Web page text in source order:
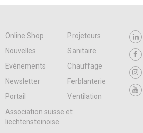
Online Shop
Projeteurs
Nouvelles
Sanitaire
Evénements
Chauffage
Newsletter
Ferblanterie
Portail
Ventilation
Association suisse et
liechtensteinoise